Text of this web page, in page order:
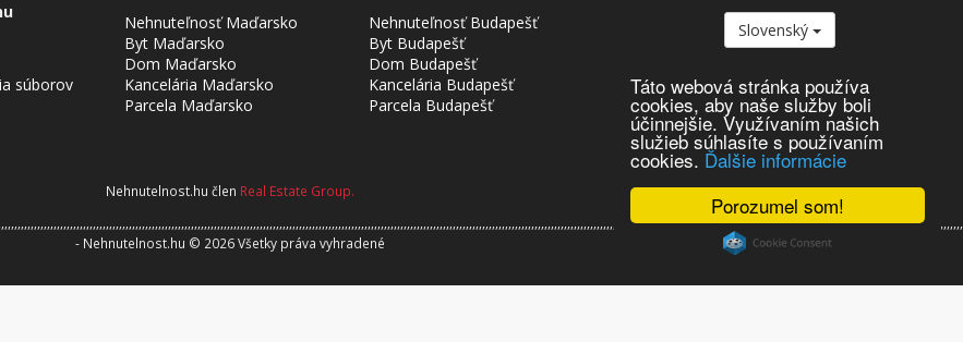
Porozumel som!
Táto webová stránka používa
cookies, aby naše služby boli
účinnejšie. Využívaním našich
služieb súhlasíte s používaním
cookies. Ďalšie informácie
súborov
Nehnuteľnosť Maďarsko
Byt Maďarsko
Dom Maďarsko
Kancelária Maďarsko
Parcela Maďarsko
Nehnuteľnosť Budapešť
Byt Budapešť
Dom Budapešť
Kancelária Budapešť
Parcela Budapešť
Slovenský
Nehnutelnost.hu člen Real Estate Group.
- Nehnutelnost.hu © 2026 Všetky práva vyhradené